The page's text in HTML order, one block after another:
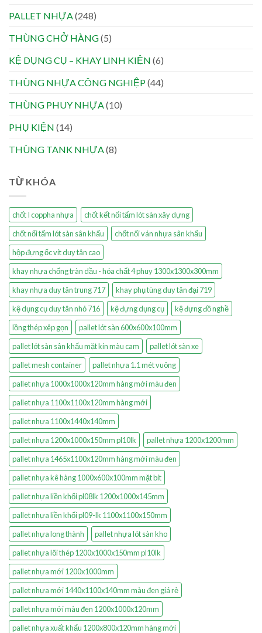
PALLET NHỰA(248)
THÙNG CHỞ HÀNG(5)
KỆ DỤNG CỤ – KHAY LINH KIỆN (6)
THÙNG NHỰA CÔNG NGHIỆP(44)
THÙNG PHUY NHỰA(10)
PHỤ KIỆN (14)
THÙNG TANK NHỰA(8)
TỪ KHÓA
chốt I coppha nhựa
chốt kết nối tấm lót sàn xây dựng
chốt nối tấm lót sàn sân khấu
chốt nối ván nhựa sân khấu
hộp đựng ốc vít duy tân cao
khay nhựa chống tràn dầu - hóa chất 4 phuy 1300x1300x300mm
khay nhựa duy tân trung 717
khay phụ tùng duy tân đại 719
kệ dụng cụ duy tân nhỏ 716
kệ đựng dụng cụ
kệ đựng đồ nghề
lồng thép xêp gọn
pallet lót sàn 600x600x100mm
pallet lót sàn sân khấu mặt kín màu cam
pallet lót sàn xe
pallet mesh container
pallet nhựa 1.1 mét vuông
pallet nhựa 1000x1000x120mm hàng mới màu đen
pallet nhựa 1100x1100x120mm hàng mới
pallet nhựa 1100x1440x140mm
pallet nhựa 1200x1000x150mm pl10lk
pallet nhựa 1200x1200mm
pallet nhựa 1465x1100x120mm hàng mới màu đen
pallet nhựa kê hàng 1000x600x100mm mặt bít
pallet nhựa liền khối pl08lk 1200x1000x145mm
pallet nhựa liền khối pl09-lk 1100x1100x150mm
pallet nhựa long thành
pallet nhựa lót sàn kho
pallet nhựa lõi thép 1200x1000x150mm pl10lk
pallet nhựa mới 1200x1000mm
pallet nhựa mới 1440x1100x140mm màu đen giá rẻ
pallet nhựa mới màu đen 1200x1000x120mm
pallet nhựa xuất khẩu 1200x800x120mm hàng mới